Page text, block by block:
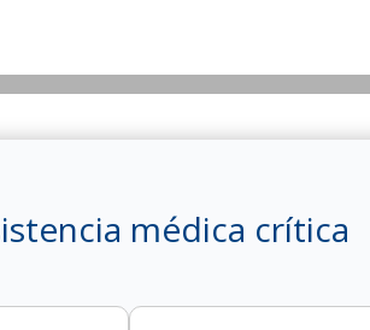
médica crítica